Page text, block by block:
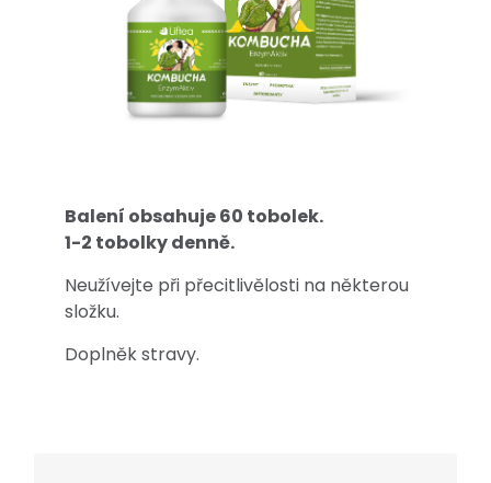
Balení obsahuje 60 tobolek.
1-2 tobolky denně.
Neužívejte při přecitlivělosti na některou
složku.
Doplněk stravy.